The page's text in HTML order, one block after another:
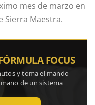
mes de marzo en
Sierra Maestra.
FOCUS
y toma el mando
de un sistema